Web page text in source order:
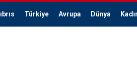
Türkiye Avrupa Dünya